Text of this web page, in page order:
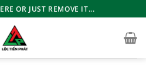
OR JUST REMOVE IT...